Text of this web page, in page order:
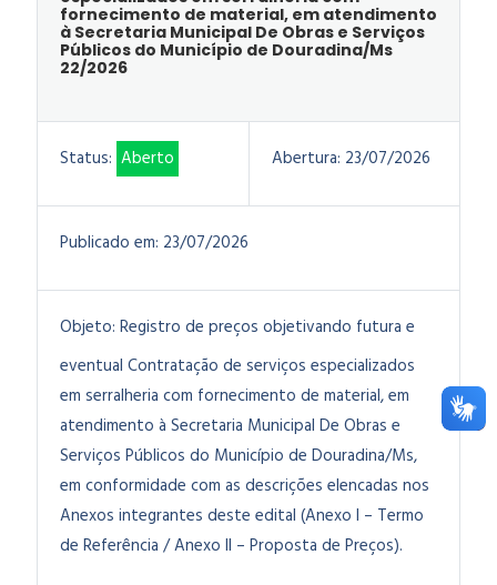
fornecimento de material, em atendimento
à Secretaria Municipal De Obras e Serviços
Públicos do Município de Douradina/Ms
22/2026
Status: Aberto Abertura: 23/07/2026
Publicado em: 23/07/2026
Objeto: Registro de preços objetivando futura e
eventual Contratação de serviços especializados
em serralheria com fornecimento de material, em
atendimento à Secretaria Municipal De Obras e
Serviços Públicos do Município de Douradina/Ms,
em conformidade com as descrições elencadas nos
Anexos integrantes deste edital (Anexo I – Termo
de Referência / Anexo II – Proposta de Preços).